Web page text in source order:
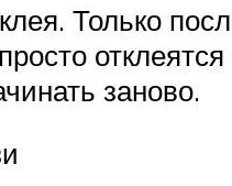
Только
заново.